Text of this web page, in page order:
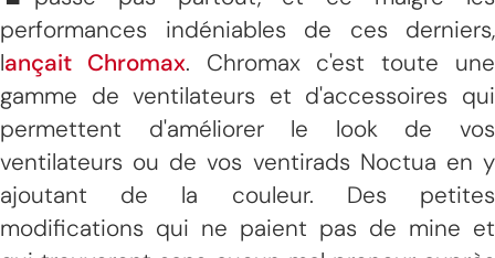
performances indéniables de ces derniers,
lançait Chromax. Chromax c'est toute une
gamme de ventilateurs et d'accessoires qui
permettent d'améliorer le look de vos
ventilateurs ou de vos ventirads Noctua en y
ajoutant de la couleur. Des petites
modifications qui ne paient pas de mine et